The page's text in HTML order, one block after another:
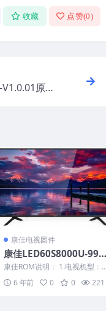
收藏 点赞(0)
原厂
康佳电视固件
康佳LED60S8000U-990
16689-V1.3.05-720012
81YT屏参数据原厂系统
刷机电视固件包下载
康佳ROM说明： 1.电视机型：L
ED60S8000U 2.物料号：9901
66...6 年前 0 0 221